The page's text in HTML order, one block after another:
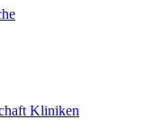
Kliniken